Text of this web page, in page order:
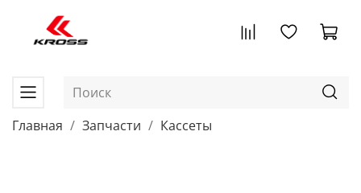
Главная Запчасти Кассеты